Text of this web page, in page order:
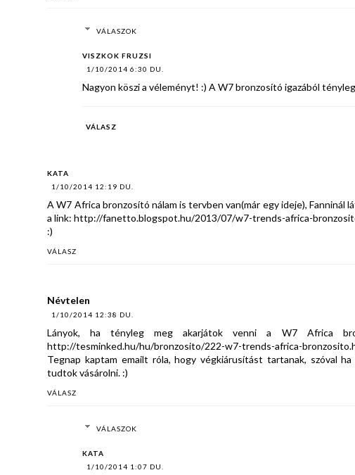
VÁLASZOK
VISZKOK FRUZSI
1/10/2014 6:30 DU.
Nagyon köszi a véleményt! :) A W7 bronzosító igazából
VÁLASZ
KATA
1/10/2014 12:19 DU.
A W7 Africa bronzosító nálam is tervben van(már egy ideje), Fanninál
a link: http://fanetto.blogspot.hu/2013/07/w7-trends-africa-
:)
VÁLASZ
Névtelen
1/10/2014 12:38 DU.
Lányok, ha tényleg meg akarjátok venni a W7 Africa
http://tesminked.hu/hu/bronzosito/222-w7-trends-africa-
Tegnap kaptam emailt róla, hogy végkiárusítást tartanak, szóval
tudtok vásárolni. :)
VÁLASZ
VÁLASZOK
KATA
1/10/2014 1:07 DU.